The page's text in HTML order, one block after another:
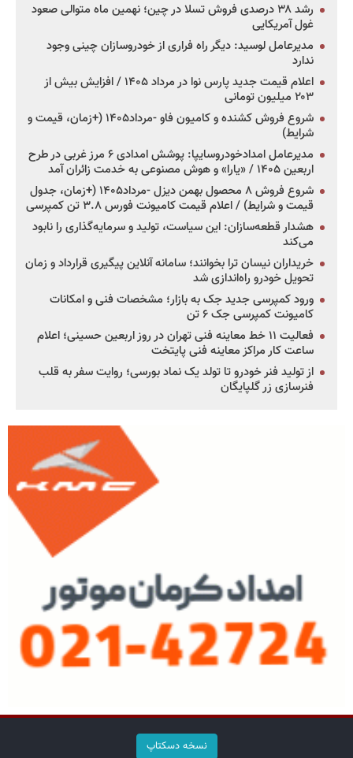
رشد ۳۸ درصدی فروش تسلا در چین؛ نهمین ماه متوالی صعود
غول آمریکایی
مدیرعامل لوسید: دیگر راه فراری از خودروسازان چینی وجود
ندارد
اعلام قیمت جدید پارس نوا در مرداد ۱۴۰۵ / افزایش بیش از
۲۰۳ میلیون تومانی
شروع فروش کشنده و کامیون فاو -مرداد۱۴۰۵ (+زمان، قیمت و
شرایط)
مدیرعامل امدادخودروسایپا: پوشش امدادی ۶ مرز غربی در طرح
اربعین ۱۴۰۵ / «یارا» و هوش مصنوعی به خدمت زائران آمد
شروع فروش ۸ محصول بهمن دیزل -مرداد۱۴۰۵ (+زمان، جدول
قیمت و شرایط) / اعلام قیمت کامیونت فورس ۳.۸ تن کمپرسی
هشدار قطعه‌سازان: این سیاست، تولید و سرمایه‌گذاری را نابود
می‌کند
خریداران نیسان ترا بخوانند؛ سامانه آنلاین پیگیری قرارداد و زمان
تحویل خودرو راه‌اندازی شد
ورود کمپرسی جدید جک به بازار؛ مشخصات فنی و امکانات
کامیونت کمپرسی جک ۶ تن
فعالیت ۱۱ خط معاینه فنی تهران در روز اربعین حسینی؛ اعلام
ساعت کار مراکز معاینه فنی پایتخت
از تولید فنر خودرو تا تولد یک نماد بورسی؛ روایت سفر به قلب
فنرسازی زر گلپایگان
نسخه دسکتاپ